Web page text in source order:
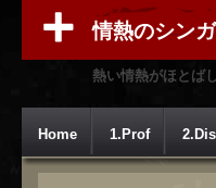
情熱のシン
熱い情熱がほとば
Home 1.Prof